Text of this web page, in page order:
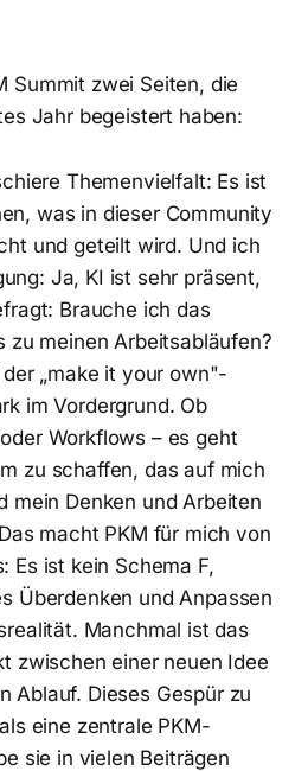
Summit zwei Seiten, die
Jahr begeistert haben:
Themenvielfalt: Es ist
was in dieser Community
und geteilt wird. Und ich
Ja, KI ist sehr präsent,
Brauche ich das
zu meinen Arbeitsabläufen?
„make it your own"-
im Vordergrund. Ob
Workflows – es geht
zu schaffen, das auf mich
mein Denken und Arbeiten
macht PKM für mich von
Es ist kein Schema F,
Überdenken und Anpassen
Manchmal ist das
zwischen einer neuen Idee
Ablauf. Dieses Gespür zu
eine zentrale PKM-
sie in vielen Beiträgen